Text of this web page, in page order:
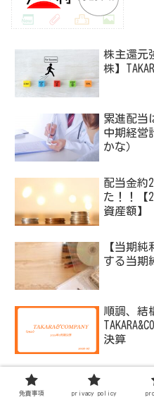
株主還元
株】
累進配当
中期経営
かな）
配当金約
た！！【
資産額】
【当期
する当期
順調、結
決算
つぶやき。
免責事項 privacy policy